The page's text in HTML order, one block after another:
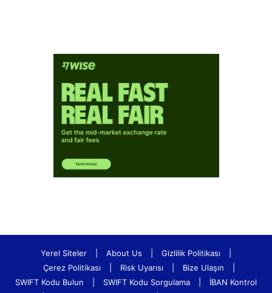
Yerel Siteler About Us Gizlilik Politikası
Çerez Politikası
Risk Uyarısı Bize Ulaşın
SWIFT Kodu Bulun
SWIFT Kodu Sorgulama
İBAN Kontrol